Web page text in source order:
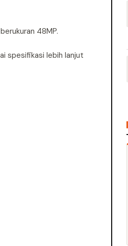
48MP.
spesifikasi lebih lanjut